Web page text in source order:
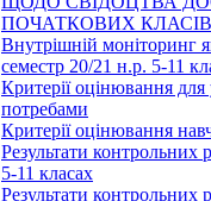
ПОЧАТКОВИХ
Внутрішній моніторинг
семестр 20/21 н.р. 5-11
Критерії оцінювання
потребами
Критерії оцінювання
Результати контрольних
5-11 класах
Результати контрольних